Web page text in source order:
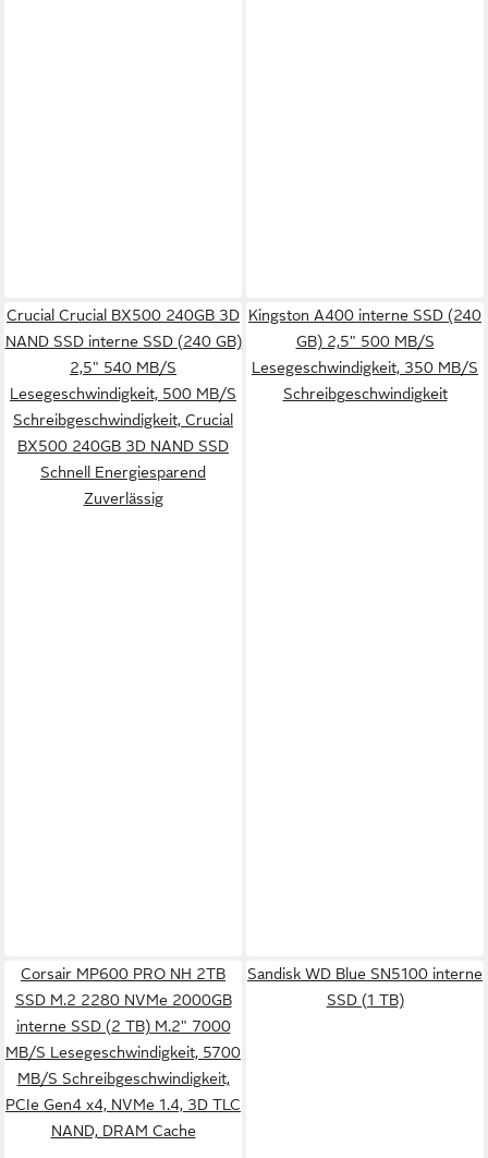
Crucial Crucial BX500 240GB 3D
NAND SSD interne SSD (240 GB)
2,5" 540 MB/S
Lesegeschwindigkeit, 500 MB/S
Schreibgeschwindigkeit, Crucial
BX500 240GB 3D NAND SSD
Schnell Energiesparend
Zuverlässig
Kingston A400 interne SSD (240
GB) 2,5" 500 MB/S
Lesegeschwindigkeit, 350 MB/S
Schreibgeschwindigkeit
Corsair MP600 PRO NH 2TB
SSD M.2 2280 NVMe 2000GB
interne SSD (2 TB) M.2" 7000
MB/S Lesegeschwindigkeit, 5700
MB/S Schreibgeschwindigkeit,
PCIe Gen4 x4, NVMe 1.4, 3D TLC
NAND, DRAM Cache
Sandisk WD Blue SN5100 interne
SSD (1 TB)